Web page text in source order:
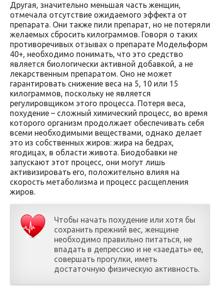
Другая, значительно меньшая часть женщин,
отмечала отсутствие ожидаемого эффекта от
препарата. Они также пили препарат, но не потеряли
желаемых сбросить килограммов. Говоря о таких
противоречивых отзывах о препарате Модельформ
40+, необходимо понимать, что это средство
является биологически активной добавкой, а не
лекарственным препаратом. Оно не может
гарантировать снижение веса на 5, 10 или 15
килограммов, поскольку не является
регулировщиком этого процесса. Потеря веса,
похудение – сложный химический процесс, во время
которого организм продолжает обеспечивать себя
всеми необходимыми веществами, однако делает
это из собственных жиров: жира на бедрах,
ягодицах, в области живота. Биодобавки не
запускают этот процесс, они могут лишь
активизировать его, положительно влияя на
скорость метаболизма и процесс расщепления
жиров.
Чтобы начать похудение или хотя бы
сохранить прежний вес, женщине
необходимо правильно питаться, не
впадать в депрессию и не «заедать» ее,
совершать прогулки, иметь
достаточную физическую активность.